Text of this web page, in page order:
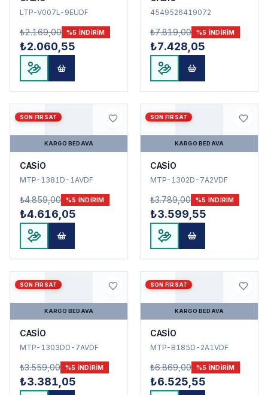
LTP-V007L-9EUDF
₺2.169,00 %5 INDIRIM
₺2.060,55
4549526419072
₺7.819,00 %5 INDIRIM
₺7.428,05
SON FIRSAT
KARGO BEDAVA
CASİO
MTP-1381D-1AVDF
₺4.859,00 %5 INDIRIM
₺4.616,05
SON FIRSAT
KARGO BEDAVA
CASİO
MTP-1302D-7A2VDF
₺3.789,00 %5 INDIRIM
₺3.599,55
SON FIRSAT
KARGO BEDAVA
CASİO
MTP-1303DD-7AVDF
₺3.559,00 %5 INDIRIM
₺3.381,05
SON FIRSAT
KARGO BEDAVA
CASİO
MTP-B185D-2A1VDF
₺6.869,00 %5 INDIRIM
₺6.525,55